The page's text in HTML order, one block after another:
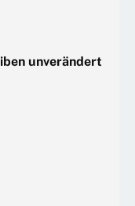
unverändert